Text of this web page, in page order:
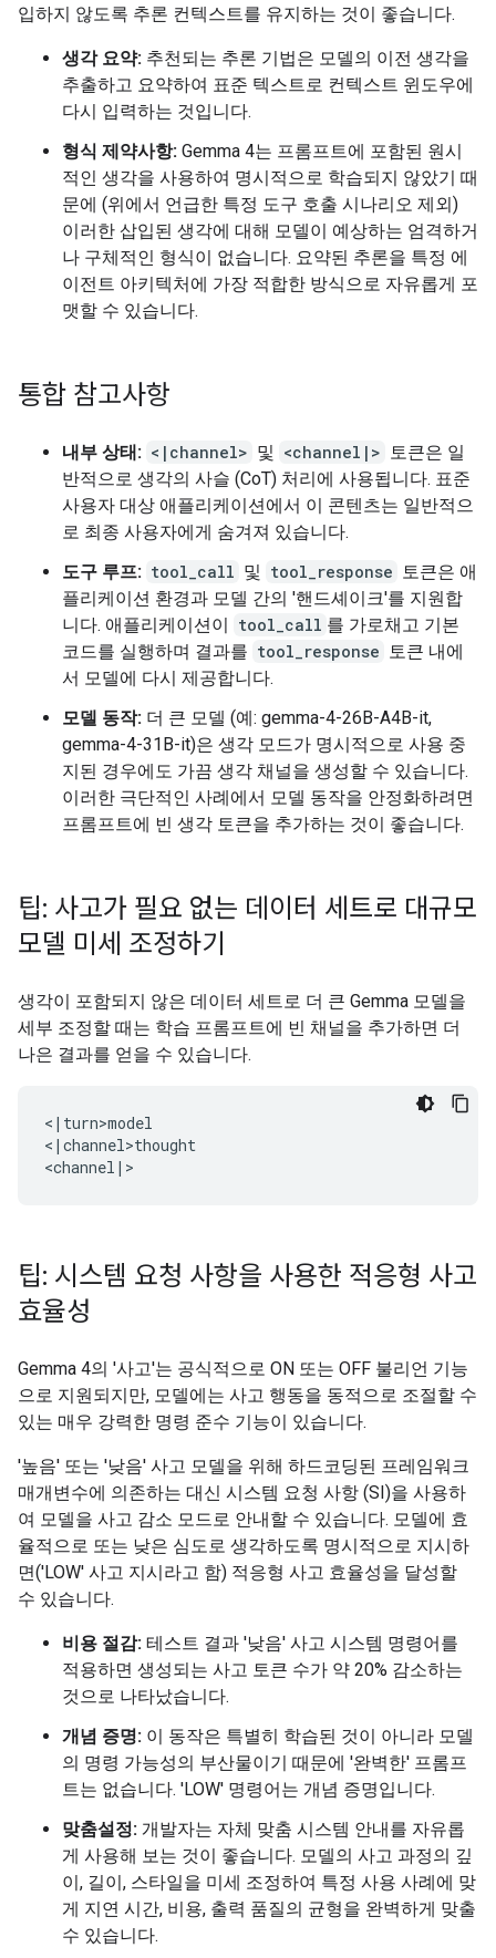
입하지 않도록 추론 컨텍스트를 유지하는 것이 좋습니다.
생각 요약: 추천되는 추론 기법은 모델의 이전 생각을
추출하고 요약하여 표준 텍스트로 컨텍스트 윈도우에
다시 입력하는 것입니다.
형식 제약사항: Gemma 4는 프롬프트에 포함된 원시
적인 생각을 사용하여 명시적으로 학습되지 않았기 때
문에 (위에서 언급한 특정 도구 호출 시나리오 제외)
이러한 삽입된 생각에 대해 모델이 예상하는 엄격하거
나 구체적인 형식이 없습니다. 요약된 추론을 특정 에
이전트 아키텍처에 가장 적합한 방식으로 자유롭게 포
맷할 수 있습니다.
통합 참고사항
내부 상태: <|channel> 및 <channel|> 토큰은 일
반적으로 생각의 사슬 (CoT) 처리에 사용됩니다. 표준
사용자 대상 애플리케이션에서 이 콘텐츠는 일반적으
로 최종 사용자에게 숨겨져 있습니다.
도구 루프: tool_call 및 tool_response 토큰은 애
플리케이션 환경과 모델 간의 '핸드셰이크'를 지원합
니다. 애플리케이션이 tool_call 를 가로채고 기본
코드를 실행하며 결과를 tool_response 토큰 내에
서 모델에 다시 제공합니다.
모델 동작: 더 큰 모델 (예: gemma-4-26B-A4B-it,
gemma-4-31B-it)은 생각 모드가 명시적으로 사용 중
지된 경우에도 가끔 생각 채널을 생성할 수 있습니다.
이러한 극단적인 사례에서 모델 동작을 안정화하려면
프롬프트에 빈 생각 토큰을 추가하는 것이 좋습니다.
팁: 사고가 필요 없는 데이터 세트로 대규모
모델 미세 조정하기
생각이 포함되지 않은 데이터 세트로 더 큰 Gemma 모델을
세부 조정할 때는 학습 프롬프트에 빈 채널을 추가하면 더
나은 결과를 얻을 수 있습니다.
<|turn>model
<|channel>thought
팁: 시스템 요청 사항을 사용한 적응형 사고
효율성
Gemma 4의 '사고'는 공식적으로 ON 또는 OFF 불리언 기능
으로 지원되지만, 모델에는 사고 행동을 동적으로 조절할 수
있는 매우 강력한 명령 준수 기능이 있습니다.
'높음' 또는 '낮음' 사고 모델을 위해 하드코딩된 프레임워크
매개변수에 의존하는 대신 시스템 요청 사항 (SI)을 사용하
여 모델을 사고 감소 모드로 안내할 수 있습니다. 모델에 효
율적으로 또는 낮은 심도로 생각하도록 명시적으로 지시하
면('LOW' 사고 지시라고 함) 적응형 사고 효율성을 달성할
수 있습니다.
비용 절감: 테스트 결과 '낮음' 사고 시스템 명령어를
적용하면 생성되는 사고 토큰 수가 약 20% 감소하는
것으로 나타났습니다.
개념 증명: 이 동작은 특별히 학습된 것이 아니라 모델
의 명령 가능성의 부산물이기 때문에 '완벽한' 프롬프
트는 없습니다. 'LOW' 명령어는 개념 증명입니다.
맞춤설정: 개발자는 자체 맞춤 시스템 안내를 자유롭
게 사용해 보는 것이 좋습니다. 모델의 사고 과정의 깊
이, 길이, 스타일을 미세 조정하여 특정 사용 사례에 맞
게 지연 시간, 비용, 출력 품질의 균형을 완벽하게 맞출
수 있습니다.